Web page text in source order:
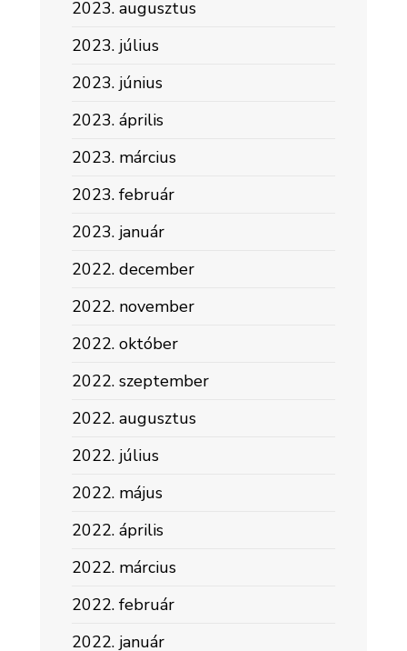
2023. augusztus
2023. július
2023. június
2023. április
2023. március
2023. február
2023. január
2022. december
2022. november
2022. október
2022. szeptember
2022. augusztus
2022. július
2022. május
2022. április
2022. március
2022. február
2022. január